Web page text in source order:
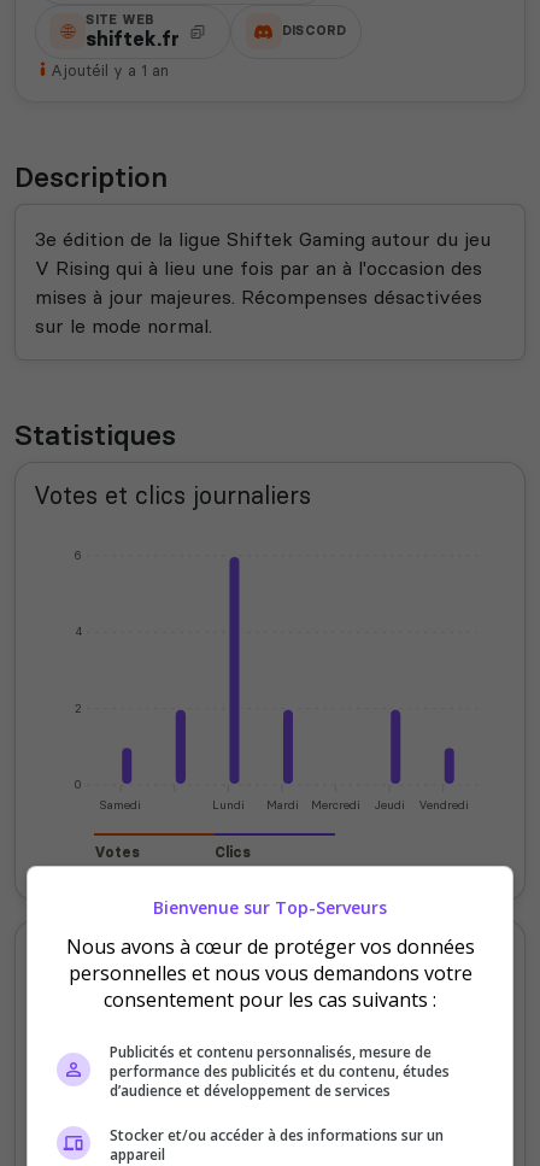
SITE WEB
shiftek.fr DISCORD
Ajoutéil y a 1 an
Description
3e édition de la ligue Shiftek Gaming autour du jeu
V Rising qui à lieu une fois par an à l'occasion des
mises à jour majeures. Récompenses désactivées
sur le mode normal.
Statistiques
Votes et clics journaliers
0
2
4
6
Samedi Lundi Mardi Mercredi Jeudi Vendredi
Votes Clics
Votes et clics mensuels
100
150
Bienvenue sur Top-Serveurs
Nous avons à cœur de protéger vos données
personnelles et nous vous demandons votre
consentement pour les cas suivants :
Publicités et contenu personnalisés, mesure de
performance des publicités et du contenu, études
d’audience et développement de services
Stocker et/ou accéder à des informations sur un
appareil